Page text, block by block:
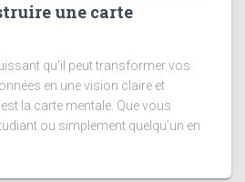
une carte
qu’il peut transformer vos
en une vision claire et
la carte mentale. Que vous
ou simplement quelqu’un en